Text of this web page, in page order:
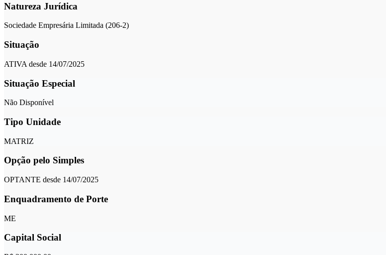
Natureza Jurídica
Sociedade Empresária Limitada (206-2)
Situação
ATIVA desde 14/07/2025
Situação Especial
Não Disponível
Tipo Unidade
MATRIZ
Opção pelo Simples
OPTANTE desde 14/07/2025
Enquadramento de Porte
ME
Capital Social